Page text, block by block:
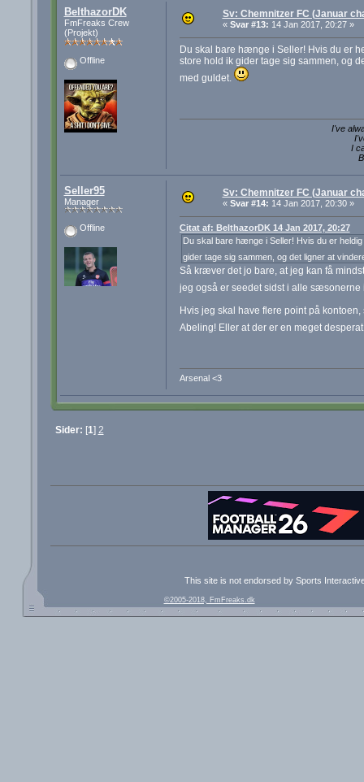
BelthazorDK
FmFreaks Crew
(Projekt)
Offline
Sv: Chemnitzer FC (Januar
« Svar #13: 14 Jan 2017, 20:27 »
Du skal bare hænge i Seller! Hvis du er
store hold ik gider tage sig sammen, og
med guldet.
I've
I
Seller95
Manager
Offline
Sv: Chemnitzer FC (Januar
« Svar #14: 14 Jan 2017, 20:30 »
Citat af: BelthazorDK 14 Jan 2017, 20:27
Du skal bare hænge i Seller! Hvis du er
gider tage sig sammen, og det ligner at
Så kræver det jo bare, at jeg kan få
jeg også er seedet sidst i alle
Hvis jeg skal have flere point på
Abeling! Eller at der er en meget
Arsenal <3
Sider: [1] 2
This site is not endorsed by Sports
©2005-2018, FmFreaks.dk